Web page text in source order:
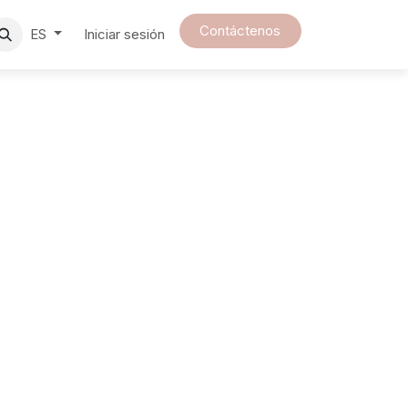
ES Iniciar sesión Contáct​​enos​​​​​​​​​​​​​​​​